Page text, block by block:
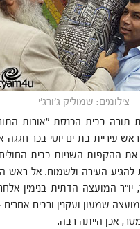
צילומים: שמוליק ג'ורג'י
תורה בבית הכנסת "אורות
עיריית בת ים יוסי בכר
את ההקפות השניות בבית
להגיע העירה ולשמוח. אל ראש
יו"ר המועצה הדתית בנימין
שמעון ועקנין ורבים אחרים
אכן הייתה רבה.